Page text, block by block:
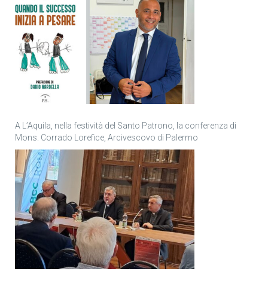
A L’Aquila, nella festività del Santo Patrono, la conferenza di
Mons. Corrado Lorefice, Arcivescovo di Palermo